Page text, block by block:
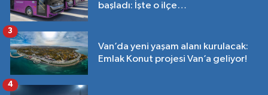
başladı: İşte o ilçe…
Van’da yeni yaşam alanı kurulacak:
Emlak Konut projesi Van’a geliyor!
3
4